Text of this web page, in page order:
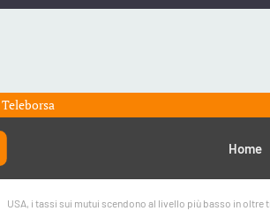
Teleborsa
Home
USA, i tassi sui mutui scendono al livello più basso in oltre